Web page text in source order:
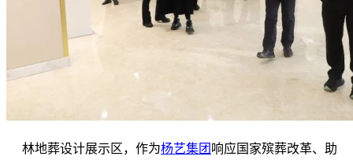
林地葬设计展示区，作为杨艺集团 响应国家殡葬改革、助